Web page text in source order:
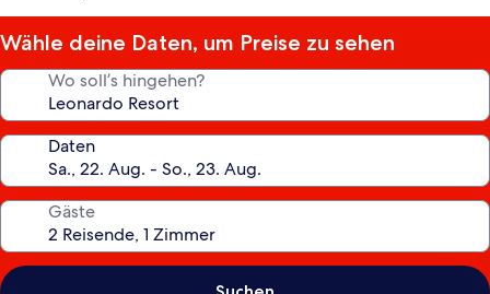
Wähle deine Daten, um Preise zu sehen
Wo soll’s hingehen?
Daten
Gäste